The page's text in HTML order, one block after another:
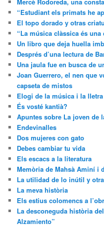
“Estudiant els primats he
El topo dorado y otras
“La música clàssica és una
Un libro que deja huella
Després d’una lectura de
Una jaula fue en busca de
Joan Guerrero, el nen que
capseta de mistos
Elogi de la música i la lletra
És vosté kantià?
Apuntes sobre La joven de
Endevinalles
Dos mujeres con gato
Debes cambiar tu vida
Els escacs a la literatura
Memòria de Mahsà Aminí i
La utilidad de lo inútil y
La meva història
Els estius colomencs a
La desconeguda història
Alzamiento”